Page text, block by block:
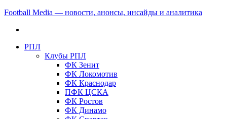
Football Media — новости, анонсы, инсайды и аналитика
РПЛ
Клубы РПЛ
ФК Зенит
ФК Локомотив
ФК Краснодар
ПФК ЦСКА
ФК Ростов
ФК Динамо